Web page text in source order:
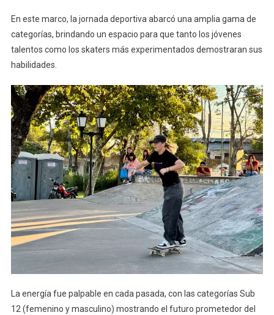
En este marco, la jornada deportiva abarcó una amplia gama de
categorías, brindando un espacio para que tanto los jóvenes
talentos como los skaters más experimentados demostraran sus
habilidades.
La energía fue palpable en cada pasada, con las categorías Sub
12 (femenino y masculino) mostrando el futuro prometedor del